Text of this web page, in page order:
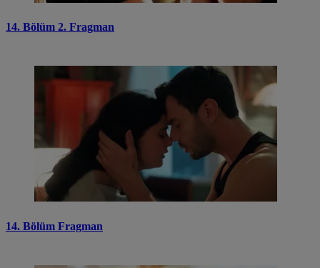
14. Bölüm 2. Fragman
14. Bölüm Fragman